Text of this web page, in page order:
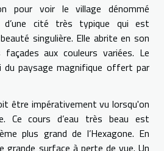
pour voir le village dénommé
d’une cité très typique qui est
singulière. Elle abrite en son
aux couleurs variées. Le
paysage magnifique offert par
être impérativement vu lorsqu'on
Ce cours d’eau très beau est
plus grand de l’Hexagone. En
grande surface à perte de vue. Un